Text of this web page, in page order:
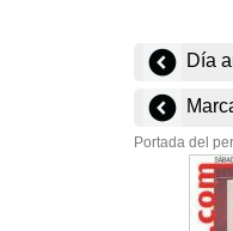
Día
Portada del